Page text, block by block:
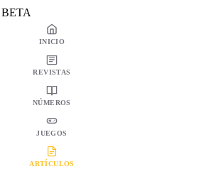
BETA
INICIO
REVISTAS
NÚMEROS
JUEGOS
ARTÍCULOS